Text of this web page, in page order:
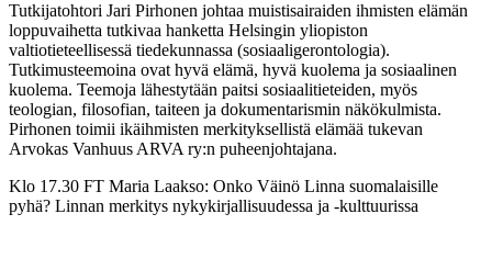
Tutkijatohtori Jari Pirhonen johtaa muistisairaiden ihmisten elämän
loppuvaihetta tutkivaa hanketta Helsingin yliopiston
valtiotieteellisessä tiedekunnassa (sosiaaligerontologia).
Tutkimusteemoina ovat hyvä elämä, hyvä kuolema ja sosiaalinen
kuolema. Teemoja lähestytään paitsi sosiaalitieteiden, myös
teologian, filosofian, taiteen ja dokumentarismin näkökulmista.
Pirhonen toimii ikäihmisten merkityksellistä elämää tukevan
Arvokas Vanhuus ARVA ry:n puheenjohtajana.
Klo 17.30 FT Maria Laakso: Onko Väinö Linna suomalaisille
pyhä? Linnan merkitys nykykirjallisuudessa ja -kulttuurissa